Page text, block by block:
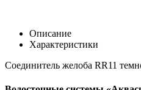
Описание
Характеристики
Соединитель желоба RR11